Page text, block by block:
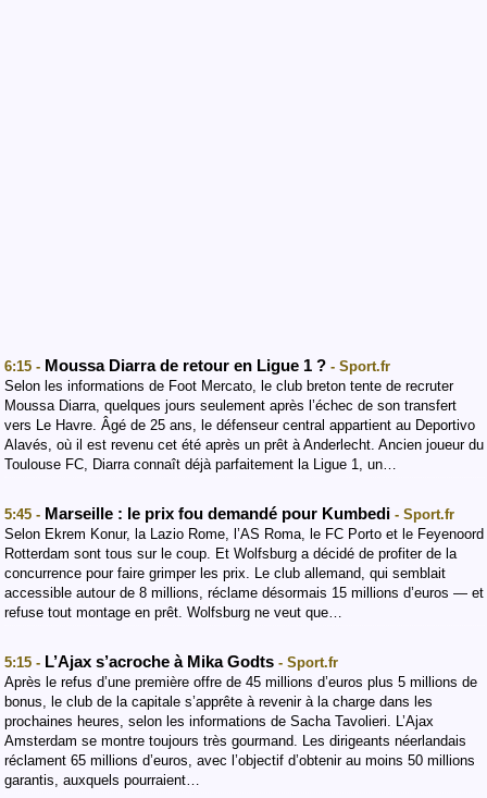
6:15 - Moussa Diarra de retour en Ligue 1 ? - Sport.fr
Selon les informations de Foot Mercato, le club breton tente de recruter
Moussa Diarra, quelques jours seulement après l’échec de son transfert
vers Le Havre. Âgé de 25 ans, le défenseur central appartient au Deportivo
Alavés, où il est revenu cet été après un prêt à Anderlecht. Ancien joueur du
Toulouse FC, Diarra connaît déjà parfaitement la Ligue 1, un…
5:45 - Marseille : le prix fou demandé pour Kumbedi - Sport.fr
Selon Ekrem Konur, la Lazio Rome, l’AS Roma, le FC Porto et le Feyenoord
Rotterdam sont tous sur le coup. Et Wolfsburg a décidé de profiter de la
concurrence pour faire grimper les prix. Le club allemand, qui semblait
accessible autour de 8 millions, réclame désormais 15 millions d’euros — et
refuse tout montage en prêt. Wolfsburg ne veut que…
5:15 - L’Ajax s’acroche à Mika Godts - Sport.fr
Après le refus d’une première offre de 45 millions d’euros plus 5 millions de
bonus, le club de la capitale s’apprête à revenir à la charge dans les
prochaines heures, selon les informations de Sacha Tavolieri. L’Ajax
Amsterdam se montre toujours très gourmand. Les dirigeants néerlandais
réclament 65 millions d’euros, avec l’objectif d’obtenir au moins 50 millions
garantis, auxquels pourraient…